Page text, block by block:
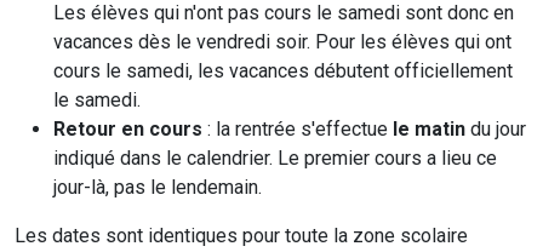
Les élèves qui n'ont pas cours le samedi sont donc en
vacances dès le vendredi soir. Pour les élèves qui ont
cours le samedi, les vacances débutent officiellement
le samedi.
Retour en cours : la rentrée s'effectue le matin du jour
indiqué dans le calendrier. Le premier cours a lieu ce
jour-là, pas le lendemain.
Les dates sont identiques pour toute la zone scolaire